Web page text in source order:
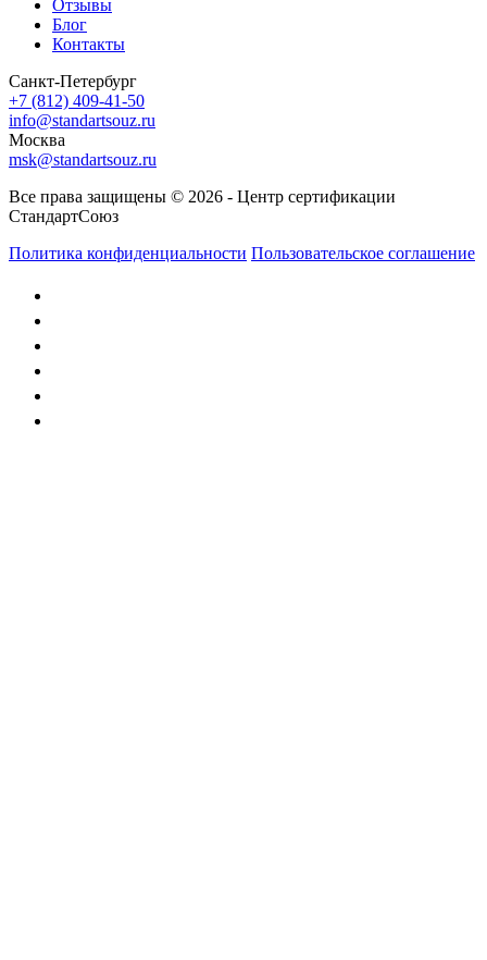
Отзывы
Блог
Контакты
Санкт-Петербург
+7 (812) 409-41-50
info@standartsouz.ru
Москва
msk@standartsouz.ru
Все права защищены © 2026 - Центр сертификации
СтандартСоюз
Политика конфиденциальности Пользовательское соглашение